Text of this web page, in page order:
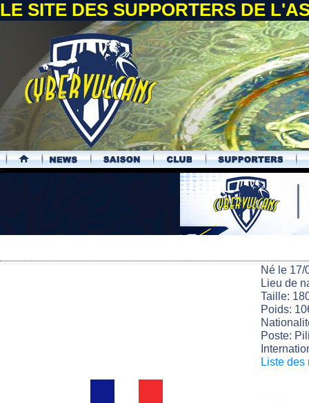
LE SITE DES SUPPORTERS DE
.
Né le 17/
Lieu de
Taille:
Poids:
Poste:
Liste des